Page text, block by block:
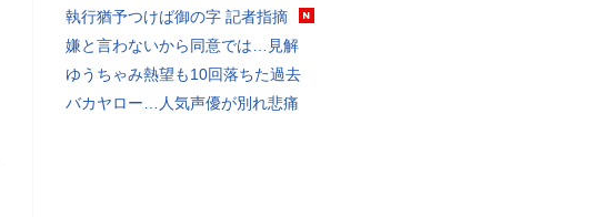
執行猶予つけば御の字 記者指摘
嫌と言わないから同意では…見解
ゆうちゃみ熱望も10回落ちた過去
バカヤロー…人気声優が別れ悲痛